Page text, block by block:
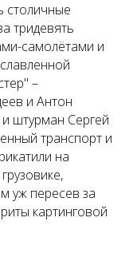
столичные
тридевять
самолётами и
–
и Антон
штурман Сергей
транспорт и
на
уж пересев за
картинговой